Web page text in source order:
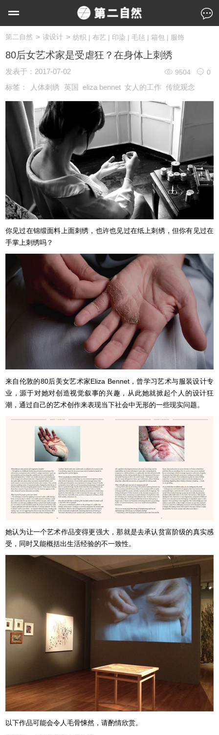
第二自然 > 读设计 > 纺织 | 布艺 | 印染 | 毛毡 | 箱包 | 服饰
80后女艺术家是受虐狂？在身体上刺绣
发表于： 2017-07-02 0
9504
标签： 人体刺绣 英国 eliza bennet 女人的工作 传统观念
你见过在锦缎面料上面刺绣，也许也见过在纸上刺绣，但你有见过在
手掌上刺绣吗？
来自伦敦的80后美女艺术家Eliza Bennet，曾学习艺术与服装设计专
业，源于对她对创造视觉叙事的兴趣，从此她就掀起个人的设计狂
潮，通过自己的艺术创作来表现当下社会中无形的一些现实问题。
她认为让一个艺术作品变得更强大，那就是去承认贫富阶级的真实感
受，同时又能概括出生活经验的不一致性。
以下作品可能会令人毛骨悚然，请酌情欣赏。